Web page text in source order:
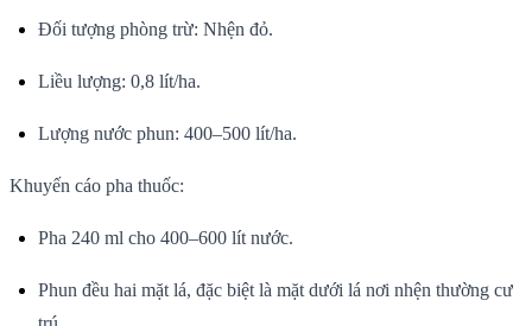
Đối tượng phòng trừ: Nhện đỏ.
Liều lượng: 0,8 lít/ha.
Lượng nước phun: 400–500 lít/ha.
Khuyến cáo pha thuốc:
Pha 240 ml cho 400–600 lít nước.
Phun đều hai mặt lá, đặc biệt là mặt dưới lá nơi nhện thường cư